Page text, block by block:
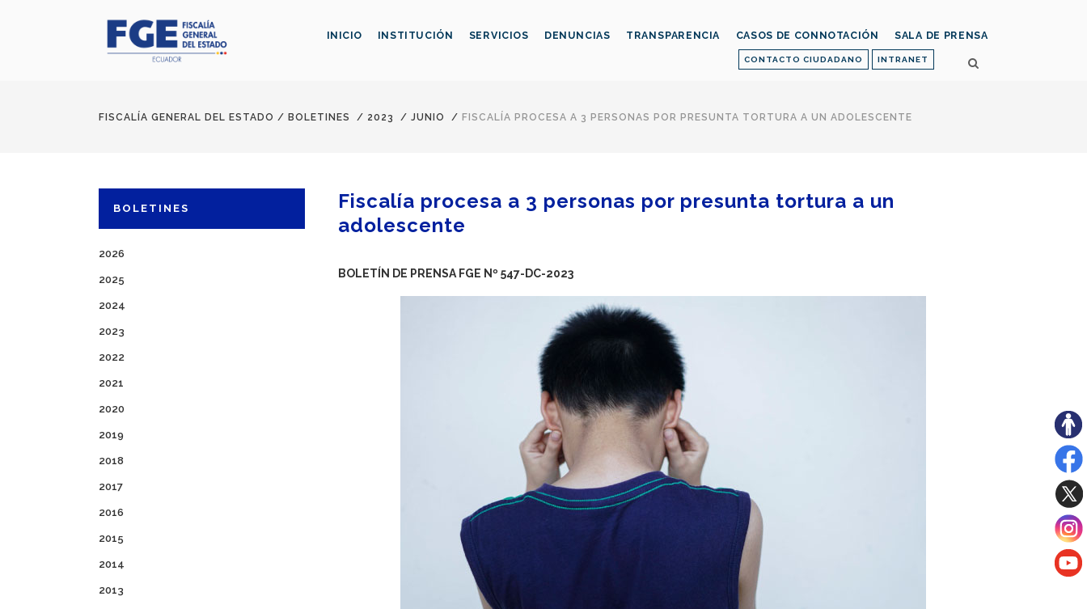
CONTACTO CIUDADANO INTRANET
INICIO INSTITUCIÓN SERVICIOS DENUNCIAS TRANSPARENCIA CASOS DE CONNOTACIÓN SALA DE PRENSA
FISCALÍA GENERAL DEL ESTADO / BOLETINES / 2023 / JUNIO / FISCALÍA PROCESA A 3 PERSONAS POR PRESUNTA TORTURA A UN ADOLESCENTE
BOLETINES
2026
2025
2024
2023
2022
2021
2020
2019
2018
2017
2016
2015
2014
2013
Fiscalía procesa a 3 personas por presunta tortura a un
adolescente
BOLETÍN DE PRENSA FGE Nº 547-DC-2023